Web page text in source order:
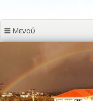
Μενού